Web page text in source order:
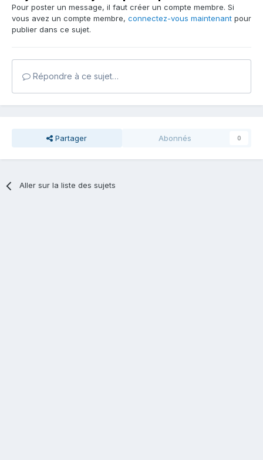
Pour poster un message, il faut créer un compte membre. Si
vous avez un compte membre, connectez-vous maintenant pour
publier dans ce sujet.
Répondre à ce sujet…
Partager Abonnés 0
Aller sur la liste des sujets